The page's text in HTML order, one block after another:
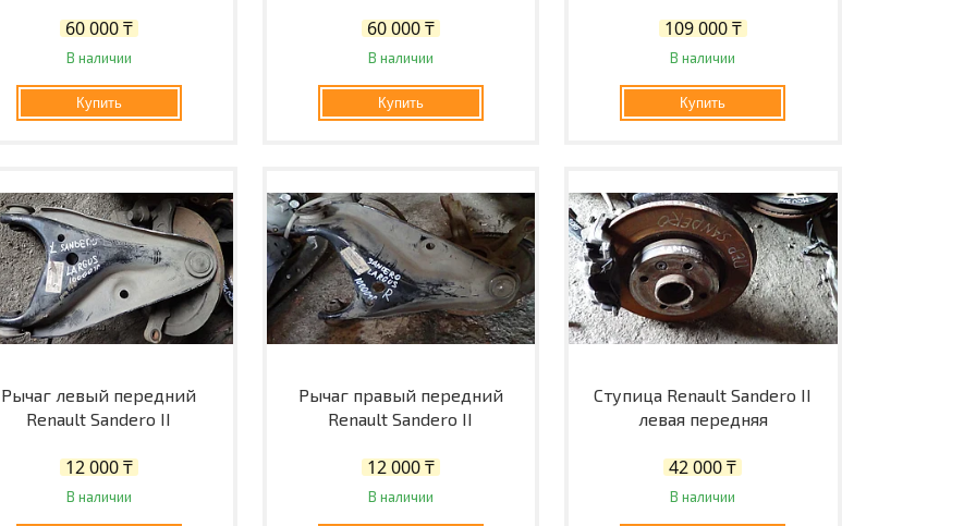
60 000 ₸
В наличии
Купить
60 000 ₸
В наличии
Купить
109 000 ₸
В наличии
Купить
Рычаг левый передний
Renault Sandero II
12 000 ₸
В наличии
Рычаг правый передний
Renault Sandero II
12 000 ₸
В наличии
Ступица Renault Sandero II
левая передняя
42 000 ₸
В наличии